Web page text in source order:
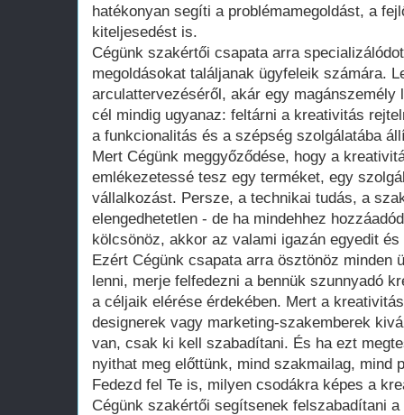
hatékonyan segíti a problémamegoldást, a
kiteljesedést is.
Cégünk szakértői csapata arra
megoldásokat találjanak ügyfeleik számára.
arculattervezéséről, akár egy magánszemély
cél mindig ugyanaz: feltárni a kreativitás
a funkcionalitás és a szépség szolgálatába
Mert Cégünk meggyőződése, hogy a
emlékezetessé tesz egy terméket, egy
vállalkozást. Persze, a technikai tudás, a
elengedhetetlen - de ha mindehhez
kölcsönöz, akkor az valami igazán egyedit
Ezért Cégünk csapata arra ösztönöz minden
lenni, merje felfedezni a bennük szunnyadó
a céljaik elérése érdekében. Mert a
designerek vagy marketing-szakemberek
van, csak ki kell szabadítani. És ha ezt
nyithat meg előttünk, mind szakmailag, mind
Fedezd fel Te is, milyen csodákra képes a
Cégünk szakértői segítsenek felszabadítani